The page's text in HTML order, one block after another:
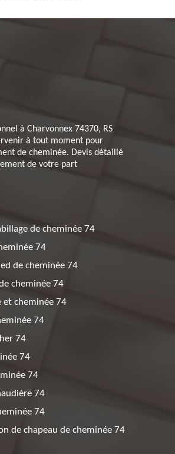
à Charvonnex 74370, RS
à tout moment pour
de cheminée. Devis détaillé
de votre part
de cheminée 74
74
de cheminée 74
cheminée 74
et cheminée 74
74
74
74
74
74
74
de chapeau de cheminée 74